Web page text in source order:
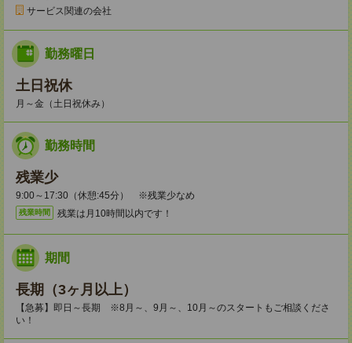
サービス関連の会社
勤務曜日
土日祝休
月～金（土日祝休み）
勤務時間
残業少
9:00～17:30（休憩:45分） ※残業少なめ
残業時間 残業は月10時間以内です！
期間
長期（3ヶ月以上）
【急募】即日～長期 ※8月～、9月～、10月～のスタートもご相談くださ
い！